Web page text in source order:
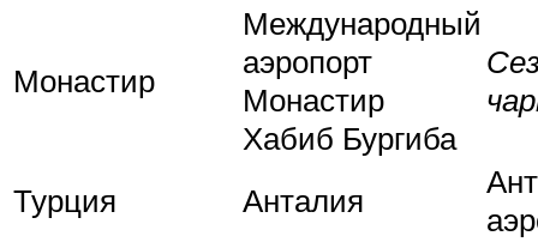
Монастир
Международный
аэропорт
Монастир
Хабиб Бургиба
Турция Анталия